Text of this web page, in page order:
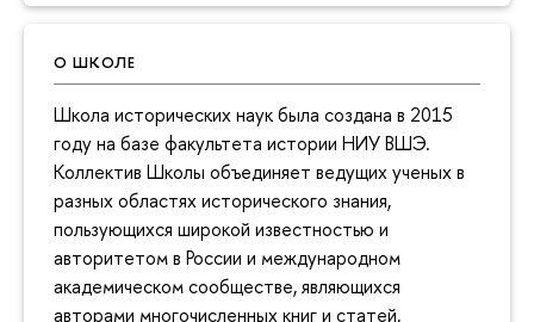
О ШКОЛЕ
Школа исторических наук была создана в 2015
году на базе факультета истории НИУ ВШЭ.
Коллектив Школы объединяет ведущих ученых в
разных областях исторического знания,
пользующихся широкой известностью и
авторитетом в России и международном
академическом сообществе, являющихся
авторами многочисленных книг и статей,